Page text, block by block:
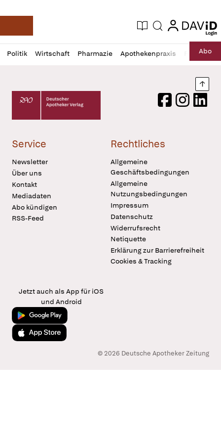
Deutsche Apotheker Zeitung
Aktuelle Ausgabe
Suche login
login
Politik Wirtschaft Pharmazie Apothekenpraxis RechtAbo
Profil
öffnen
Daz
Pur
Deutscher Apotheker Verlag Logo
FacebookInstagram
Service
Newsletter
Über uns
Kontakt
Mediadaten
Abo kündigen
RSS-Feed
Rechtliches
Allgemeine
Geschäftsbedingungen
Allgemeine
Nutzungsbedingungen
Impressum
Datenschutz
Widerrufsrecht
Netiquette
Erklärung zur Barrierefreiheit
Cookies & Tracking
Jetzt auch als App für iOS
und Android
Jetzt bei Google Play
Laden im App Store
© 2026 Deutsche Apotheker Zeitung